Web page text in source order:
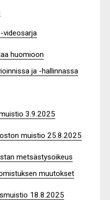
videosarja
huomioon
ja -hallinnassa
3.9.2025
muistio 25.8.2025
metsästysoikeus
muutokset
18.8.2025